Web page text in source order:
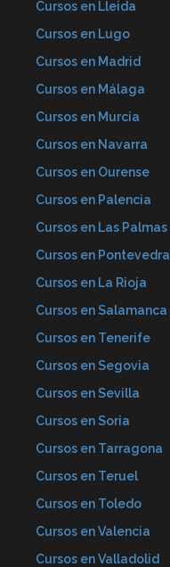
Cursos en Lleida
Cursos en Lugo
Cursos en Madrid
Cursos en Málaga
Cursos en Murcia
Cursos en Navarra
Cursos en Ourense
Cursos en Palencia
Cursos en Las Palmas
Cursos en Pontevedra
Cursos en La Rioja
Cursos en Salamanca
Cursos en Tenerife
Cursos en Segovia
Cursos en Sevilla
Cursos en Soria
Cursos en Tarragona
Cursos en Teruel
Cursos en Toledo
Cursos en Valencia
Cursos en Valladolid